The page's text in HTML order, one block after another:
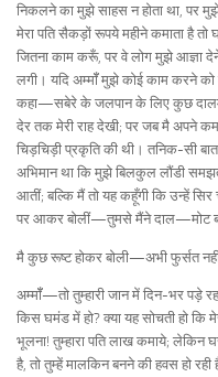
निकलने का मुझे साहस न होता था, पर मुझे
मेरा पति सैकड़ों रूपये महीने कमाता है तो
जितना काम करूँ, पर वे लोग मुझे आज्ञा
लगी। यदि अम्मॉँ मुझे कोई काम करने को
कहा—सबेरे के जलपान के लिए कुछ
देर तक मेरी राह देखी; पर जब मै अपने
चिड़चिड़ी प्रकृति की थी। तनिक-सी
अभिमान था कि मुझे बिलकुल लौंडी
आतीं; बल्कि मैं तो यह कहूँगी कि उन्हें
पर आकर बोलीं—तुमसे मैंने दाल—मोट
मै कुछ रूष्ट होकर बोली—अभी फुर्सत
अम्मॉँ—तो तुम्हारी जान में दिन-भर पड़े
किस घमंड में हो? क्या यह सोचती हो कि
भूलना! तुम्हारा पति लाख कमाये; लेकिन
है, तो तुम्हें मालकिन बनने की हवस हो